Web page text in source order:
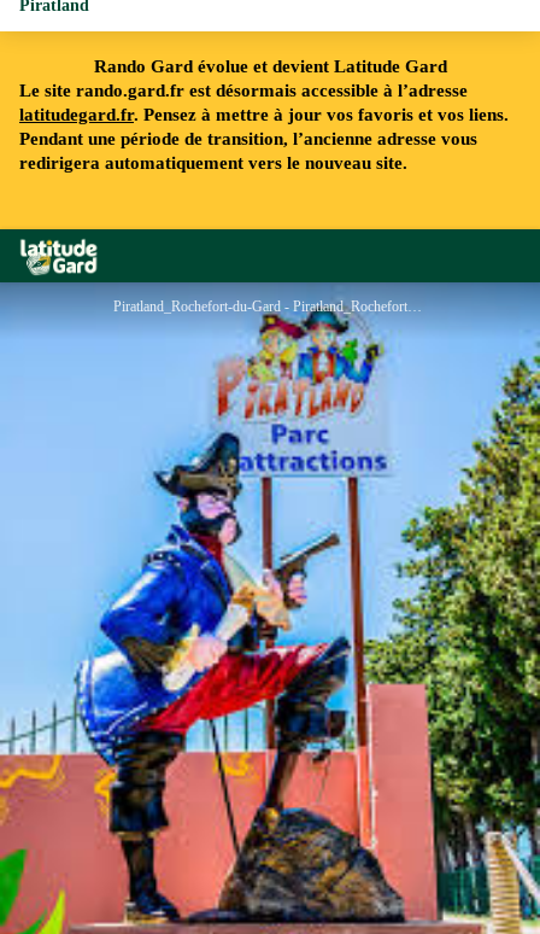
Rando Gard évolue et devient Latitude Gard
Le site rando.gard.fr est désormais accessible à l’adresse
latitudegard.fr. Pensez à mettre à jour vos favoris et vos liens.
Pendant une période de transition, l’ancienne adresse vous
redirigera automatiquement vers le nouveau site.
Rando Gard
Piratland
Piratland_Rochefort-du-Gard - Piratland_Rochefort-du-Gard